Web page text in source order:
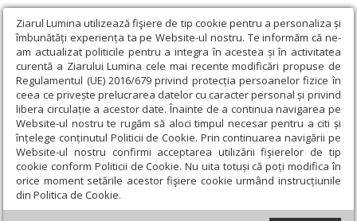
Ziarul Lumina utilizează fişiere de tip cookie pentru a personaliza și
îmbunătăți experiența ta pe Website-ul nostru. Te informăm că ne-
am actualizat politicile pentru a integra în acestea și în activitatea
curentă a Ziarului Lumina cele mai recente modificări propuse de
Regulamentul (UE) 2016/679 privind protecția persoanelor fizice în
ceea ce privește prelucrarea datelor cu caracter personal și privind
libera circulație a acestor date. Înainte de a continua navigarea pe
Website-ul nostru te rugăm să aloci timpul necesar pentru a citi și
înțelege conținutul Politicii de Cookie. Prin continuarea navigării pe
Website-ul nostru confirmi acceptarea utilizării fişierelor de tip
cookie conform Politicii de Cookie. Nu uita totuși că poți modifica în
orice moment setările acestor fişiere cookie urmând instrucțiunile
din Politica de Cookie.
Ziarul Lumina › Societate › Actualitate socială › Amenzi drastice
pentru produsele cu dublu standard
Amenzi drastice pentru produsele cu
dublu standard